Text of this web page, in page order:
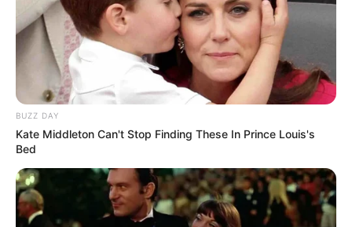
BUZZ DAY
Kate Middleton Can't Stop Finding These In Prince Louis's
Bed